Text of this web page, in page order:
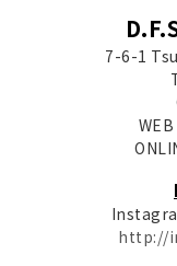
7-6-1
http://